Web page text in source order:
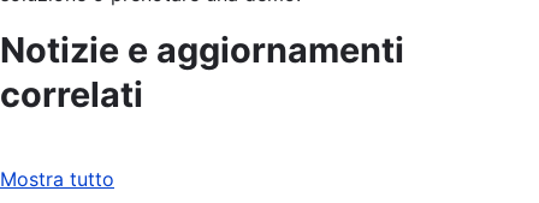
Notizie e aggiornamenti
correlati
Mostra tutto